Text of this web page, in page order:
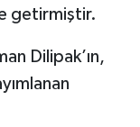
getirmiştir.
Dilipak’ın,